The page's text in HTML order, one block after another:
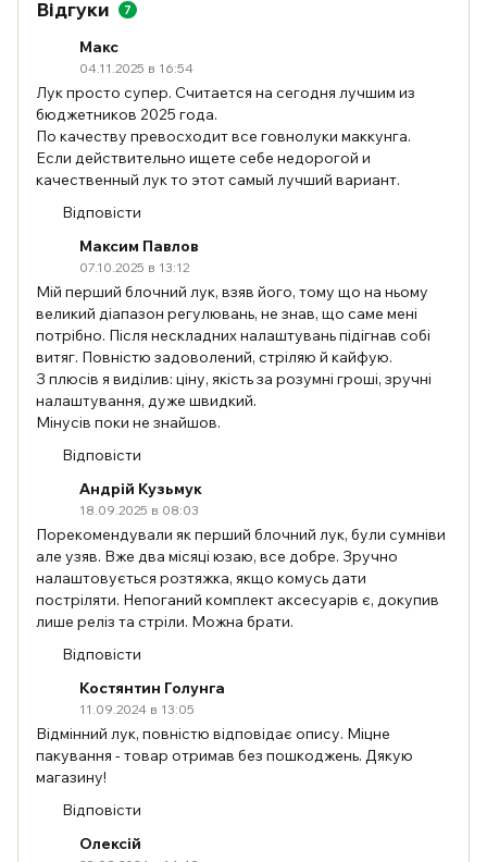
Відгуки 7
Макс
04.11.2025 в 16:54
Лук просто супер. Считается на сегодня лучшим из
бюджетников 2025 года.
По качеству превосходит все говнолуки маккунга.
Если действительно ищете себе недорогой и
качественный лук то этот самый лучший вариант.
Відповісти
Максим Павлов
07.10.2025 в 13:12
Мій перший блочний лук, взяв його, тому що на ньому
великий діапазон регулювань, не знав, що саме мені
потрібно. Після нескладних налаштувань підігнав собі
витяг. Повністю задоволений, стріляю й кайфую.
З плюсів я виділив: ціну, якість за розумні гроші, зручні
налаштування, дуже швидкий.
Мінусів поки не знайшов.
Відповісти
Андрій Кузьмук
18.09.2025 в 08:03
Порекомендували як перший блочний лук, були сумніви
але узяв. Вже два місяці юзаю, все добре. Зручно
налаштовується розтяжка, якщо комусь дати
постріляти. Непоганий комплект аксесуарів є, докупив
лише реліз та стріли. Можна брати.
Відповісти
Костянтин Голунга
11.09.2024 в 13:05
Відмінний лук, повністю відповідає опису. Міцне
пакування - товар отримав без пошкоджень. Дякую
магазину!
Відповісти
Олексій